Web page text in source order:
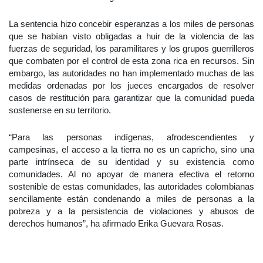
La sentencia hizo concebir esperanzas a los miles de personas
que se habían visto obligadas a huir de la violencia de las
fuerzas de seguridad, los paramilitares y los grupos guerrilleros
que combaten por el control de esta zona rica en recursos. Sin
embargo, las autoridades no han implementado muchas de las
medidas ordenadas por los jueces encargados de resolver
casos de restitución para garantizar que la comunidad pueda
sostenerse en su territorio.
“Para las personas indígenas, afrodescendientes y
campesinas, el acceso a la tierra no es un capricho, sino una
parte intrínseca de su identidad y su existencia como
comunidades. Al no apoyar de manera efectiva el retorno
sostenible de estas comunidades, las autoridades colombianas
sencillamente están condenando a miles de personas a la
pobreza y a la persistencia de violaciones y abusos de
derechos humanos”, ha afirmado Erika Guevara Rosas.